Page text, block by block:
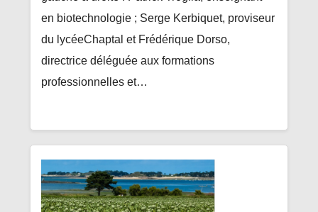
en biotechnologie ; Serge Kerbiquet, proviseur
du lycéeChaptal et Frédérique Dorso,
directrice déléguée aux formations
professionnelles et…